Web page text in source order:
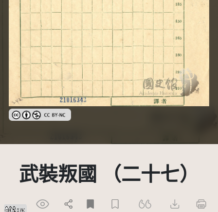
創用CC姓名標示-非商業性 3.0 台灣及其後版本(CC BY-NC 3.0 TW +)
武裝叛國 （二十七）
創用CC姓名標示-非商業性 3.0 台灣及其後版本(CC BY-NC 3.0 TW +)